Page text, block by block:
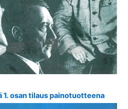
1. osan tilaus painotuotteena